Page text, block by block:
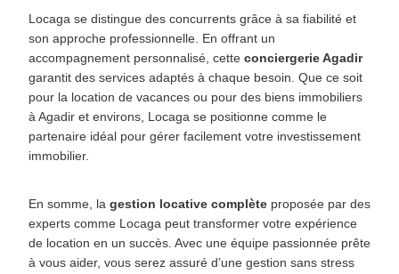
Locaga se distingue des concurrents grâce à sa fiabilité et
son approche professionnelle. En offrant un
accompagnement personnalisé, cette conciergerie Agadir
garantit des services adaptés à chaque besoin. Que ce soit
pour la location de vacances ou pour des biens immobiliers
à Agadir et environs, Locaga se positionne comme le
partenaire idéal pour gérer facilement votre investissement
immobilier.
En somme, la gestion locative complète proposée par des
experts comme Locaga peut transformer votre expérience
de location en un succès. Avec une équipe passionnée prête
à vous aider, vous serez assuré d’une gestion sans stress